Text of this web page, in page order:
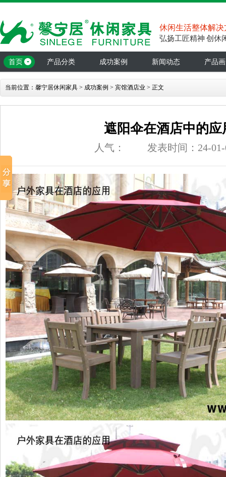
休闲生活整体解决
弘扬工匠精神 创休
首页 产品分类 成功案例 新闻动态 产品
当前位置： 馨宁居休闲家具 > 成功案例 > 宾馆酒店业 > 正文
遮阳伞在酒店中的应
人气： 发表时间：24-